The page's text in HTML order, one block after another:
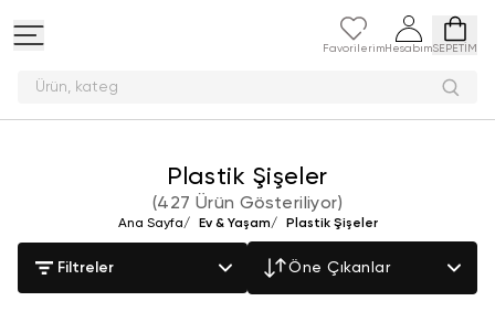
Favorilerim HesabımSEPETİM
Plastik Şişeler
(427 Ürün Gösteriliyor)
Ana Sayfa/ Ev & Yaşam/ Plastik Şişeler
Filtreler Öne Çıkanlar